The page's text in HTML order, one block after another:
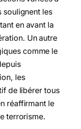
soulignent les
en avant la
Un autre
comme le
les
de libérer tous
réaffirmant le
terrorisme.